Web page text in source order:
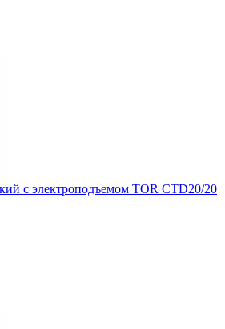
с электроподъемом TOR CTD20/20